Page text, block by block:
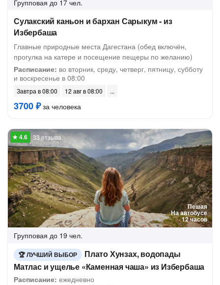
Групповая до 17 чел.
Сулакский каньон и бархан Сарыкум - из
Избербаша
Главные природные места Дагестана (обед включён,
прогулка на катере и посещение пещеры по желанию)
Расписание: во вторник, среду, четверг, пятницу, субботу
и воскресенье в 08:00
Завтра в 08:00 12 авг в 08:00
3700 ₽за человека
Пешая
На автобусе
12 часов
33 отзыва
Групповая до 19 чел.
ЛУЧШИЙ ВЫБОР
Плато Хунзах, водопады
Матлас и ущелье «Каменная чаша» из Избербаша
Расписание: ежедневно